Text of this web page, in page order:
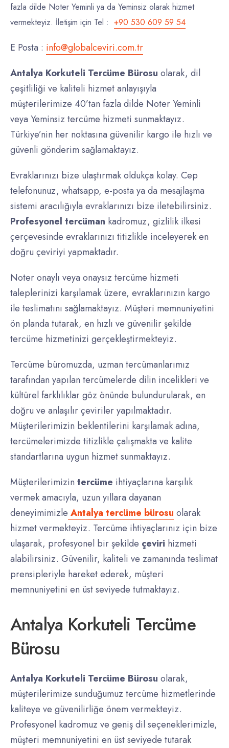
fazla dilde Noter Yeminli ya da Yeminsiz olarak hizmet
vermekteyiz. İletişim için Tel : +90 530 609 59 54
E Posta : info@globalceviri.com.tr
Antalya Korkuteli Tercüme Bürosu olarak, dil
çeşitliliği ve kaliteli hizmet anlayışıyla
müşterilerimize 40’tan fazla dilde Noter Yeminli
veya Yeminsiz tercüme hizmeti sunmaktayız.
Türkiye’nin her noktasına güvenilir kargo ile hızlı ve
güvenli gönderim sağlamaktayız.
Evraklarınızı bize ulaştırmak oldukça kolay. Cep
telefonunuz, whatsapp, e-posta ya da mesajlaşma
sistemi aracılığıyla evraklarınızı bize iletebilirsiniz.
Profesyonel tercüman kadromuz, gizlilik ilkesi
çerçevesinde evraklarınızı titizlikle inceleyerek en
doğru çeviriyi yapmaktadır.
Noter onaylı veya onaysız tercüme hizmeti
taleplerinizi karşılamak üzere, evraklarınızın kargo
ile teslimatını sağlamaktayız. Müşteri memnuniyetini
ön planda tutarak, en hızlı ve güvenilir şekilde
tercüme hizmetinizi gerçekleştirmekteyiz.
Tercüme büromuzda, uzman tercümanlarımız
tarafından yapılan tercümelerde dilin incelikleri ve
kültürel farklılıklar göz önünde bulundurularak, en
doğru ve anlaşılır çeviriler yapılmaktadır.
Müşterilerimizin beklentilerini karşılamak adına,
tercümelerimizde titizlikle çalışmakta ve kalite
standartlarına uygun hizmet sunmaktayız.
Müşterilerimizin tercüme ihtiyaçlarına karşılık
vermek amacıyla, uzun yıllara dayanan
deneyimimizle Antalya tercüme bürosu olarak
hizmet vermekteyiz. Tercüme ihtiyaçlarınız için bize
ulaşarak, profesyonel bir şekilde çeviri hizmeti
alabilirsiniz. Güvenilir, kaliteli ve zamanında teslimat
prensipleriyle hareket ederek, müşteri
memnuniyetini en üst seviyede tutmaktayız.
Antalya Korkuteli Tercüme
Bürosu
Antalya Korkuteli Tercüme Bürosu olarak,
müşterilerimize sunduğumuz tercüme hizmetlerinde
kaliteye ve güvenilirliğe önem vermekteyiz.
Profesyonel kadromuz ve geniş dil seçeneklerimizle,
müşteri memnuniyetini en üst seviyede tutarak